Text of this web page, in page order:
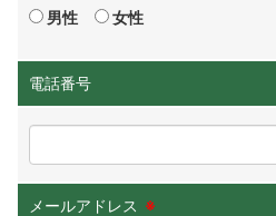
男性 女性
電話番号
メールアドレス ※